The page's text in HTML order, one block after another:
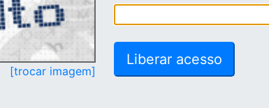
[trocar imagem]